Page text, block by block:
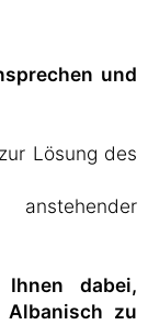
und
Lösung des
dabei,
Albanisch zu